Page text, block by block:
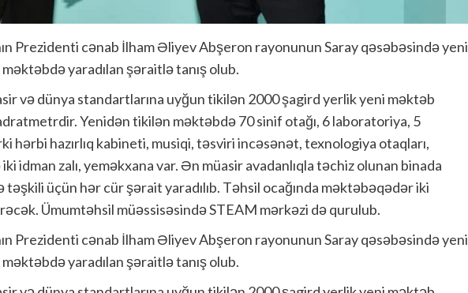
Prezidenti cənab İlham Əliyev Abşeron rayonunun Saray qəsəbəsində yeni
yaradılan şəraitlə tanış olub.
və dünya standartlarına uyğun tikilən 2000 şagird yerlik yeni məktəb
Yenidən tikilən məktəbdə 70 sinif otağı, 6 laboratoriya, 5
hərbi hazırlıq kabineti, musiqi, təsviri incəsənət, texnologiya otaqları,
idman zalı, yeməkxana var. Ən müasir avadanlıqla təchiz olunan binada
üçün hər cür şərait yaradılıb. Təhsil ocağında məktəbəqədər iki
Ümumtəhsil müəssisəsində STEAM mərkəzi də qurulub.
Prezidenti cənab İlham Əliyev Abşeron rayonunun Saray qəsəbəsində yeni
yaradılan şəraitlə tanış olub.